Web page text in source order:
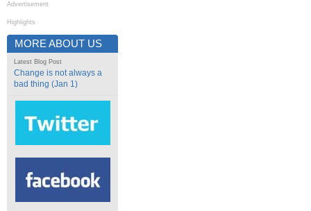
Advertisement
Highlights
MORE ABOUT US
Latest Blog Post
Change is not always a
bad thing (Jan 1)